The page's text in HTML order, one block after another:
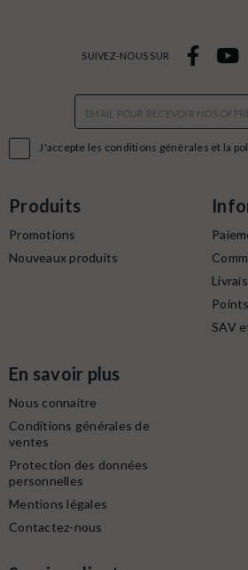
J'accepte les conditions générales et la
SUIVEZ-NOUS SUR
Produits
Promotions
Nouveaux produits
SAV
En savoir plus
Nous connaitre
Conditions générales de
ventes
Protection des données
personnelles
Mentions légales
Contactez-nous